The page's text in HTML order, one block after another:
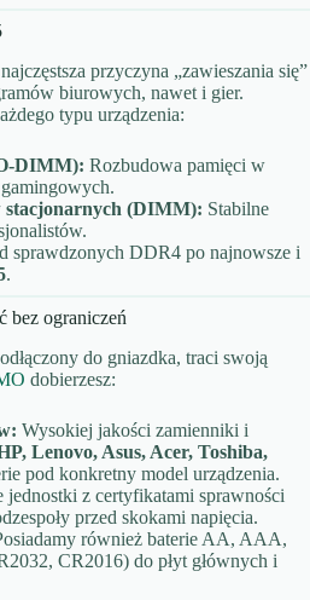
przyczyna „zawieszania się”
biurowych, nawet i gier.
typu urządzenia:
DIMM): Rozbudowa pamięci w
stacjonarnych (DIMM): Stabilne
sprawdzonych DDR4 po najnowsze i
.
bez ograniczeń
do gniazdka, traci swoją
dobierzesz:
Wysokiej jakości zamienniki i
Lenovo, Asus, Acer, Toshiba,
pod konkretny model urządzenia.
jednostki z certyfikatami sprawności
przed skokami napięcia.
również baterie AA, AAA,
CR2016) do płyt głównych i